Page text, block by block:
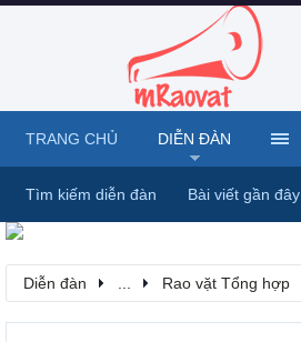
Diễn đàn Rao vặt Tổng hợp
TRANG CHỦ DIỄN ĐÀN
Tìm kiếm diễn đàn Bài viết gần đây